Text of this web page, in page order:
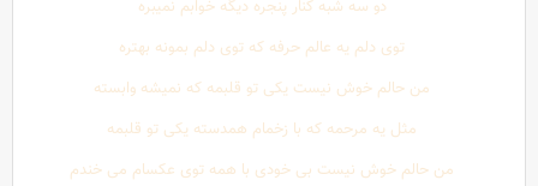
دو سه شبه کنار پنجره دیگه خوابم نمیبره
توی دلم یه عالم حرفه که توی دلم بمونه بهتره
من حالم خوش نیست یکی تو قلبمه که نمیشه وابسته
مثل یه مرحمه که با زخمام همدسته یکی تو قلبمه
من حالم خوش نیست بی خودی با همه توی عکسام می خندم